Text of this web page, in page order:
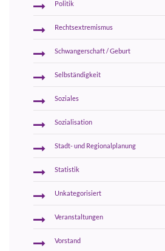
Politik
Rechtsextremismus
Schwangerschaft / Geburt
Selbständigkeit
Soziales
Sozialisation
Stadt- und Regionalplanung
Statistik
Unkategorisiert
Veranstaltungen
Vorstand